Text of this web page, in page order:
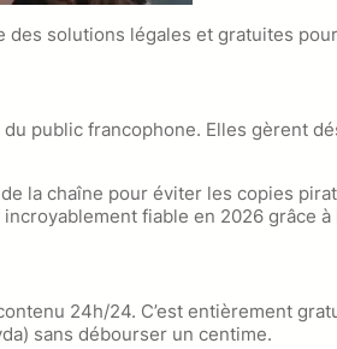
des solutions légales et gratuites
public francophone. Elles gèrent
la chaîne pour éviter les copies
fiable en 2026 grâce
24h/24. C’est entièrement
sans débourser un centime.